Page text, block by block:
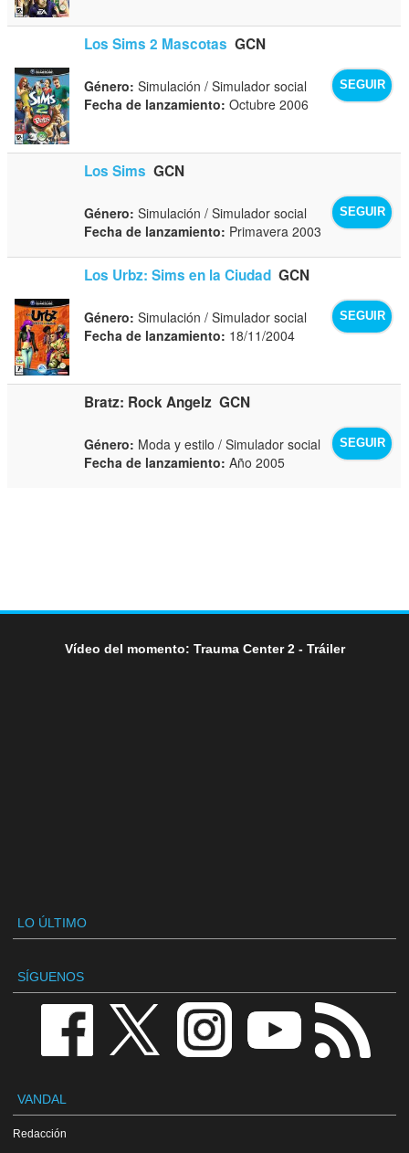
Los Sims 2 Mascotas GCN
SEGUIR
Género: Simulación / Simulador social
Fecha de lanzamiento: Octubre 2006
Los Sims GCN
SEGUIR
Género: Simulación / Simulador social
Fecha de lanzamiento: Primavera 2003
Los Urbz: Sims en la Ciudad GCN
SEGUIR
Género: Simulación / Simulador social
Fecha de lanzamiento: 18/11/2004
Bratz: Rock Angelz GCN
SEGUIR
Género: Moda y estilo / Simulador social
Fecha de lanzamiento: Año 2005
Vídeo del momento: Trauma Center 2 - Tráiler
LO ÚLTIMO
SÍGUENOS
VANDAL
Redacción